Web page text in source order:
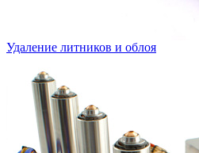
Удаление литников и облоя